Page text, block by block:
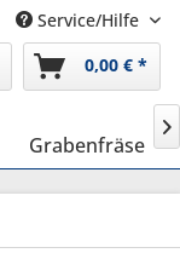
Service/Hilfe
0,00 € *
Grabenfräse
